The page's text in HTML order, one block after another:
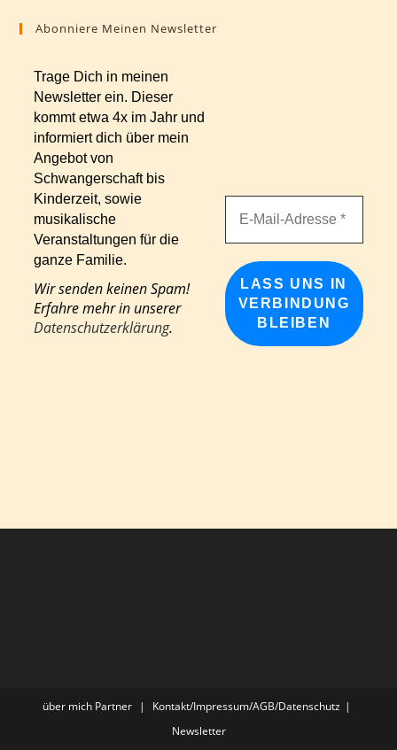
Abonniere Meinen Newsletter
Trage Dich in meinen
Newsletter ein. Dieser
kommt etwa 4x im Jahr und
informiert dich über mein
Angebot von
Schwangerschaft bis
Kinderzeit, sowie
musikalische
Veranstaltungen für die
ganze Familie.
Wir senden keinen Spam!
Erfahre mehr in unserer
Datenschutzerklärung.
über mich Partner
Kontakt/Impressum/AGB/Datenschutz
Newsletter